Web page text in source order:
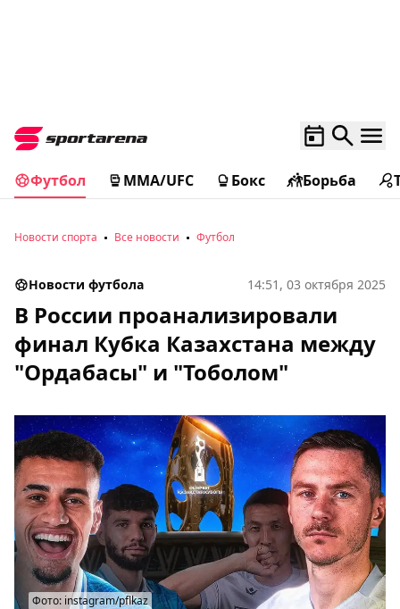
Футбол MMA/UFC Бокс Борьба
Новости спорта Все новости Футбол
Новости футбола 14:51, 03 октября 2025
В России проанализировали
финал Кубка Казахстана между
"Ордабасы" и "Тоболом"
Фото: instagram/pflkaz